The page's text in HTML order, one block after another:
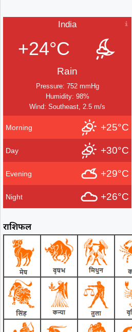
India
+24°C
Rain
Pressure: 752 mmHg
Humidity: 98%
Wind: Southeast, 2.5 m/s
Morning +25°C
Day +30°C
Evening +29°C
Night +26°C
राशिफल